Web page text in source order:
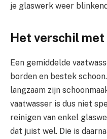
je glaswerk weer
Het verschil
Een gemiddelde
borden en bestek
langzaam zijn
vaatwasser is dus niet
reinigen van enkel
dat juist wel. Die is